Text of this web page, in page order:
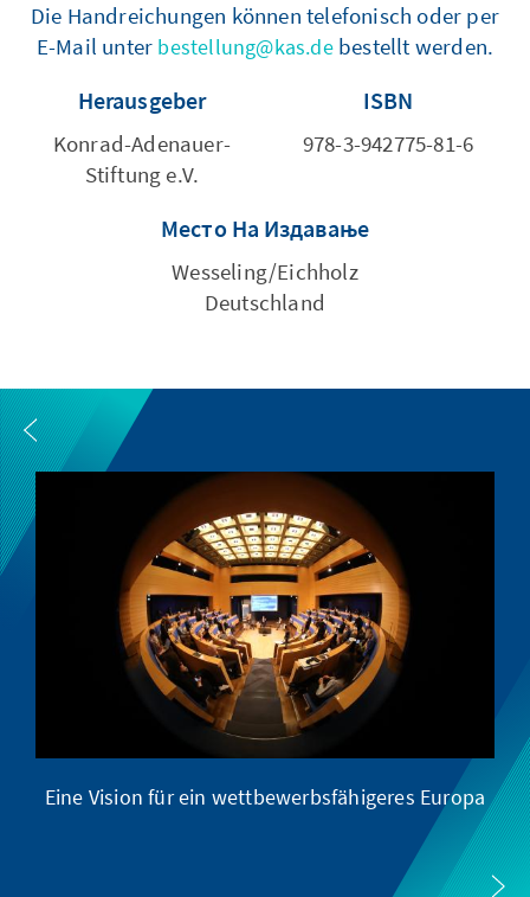
Die Handreichungen können telefonisch oder per
E-Mail unter bestellung@kas.debestellt werden.
Herausgeber
Konrad-Adenauer-
Stiftung e.V.
ISBN
978-3-942775-81-6
Место На Издавање
Wesseling/Eichholz
Deutschland
Eine Vision für ein wettbewerbsfähigeres Europa